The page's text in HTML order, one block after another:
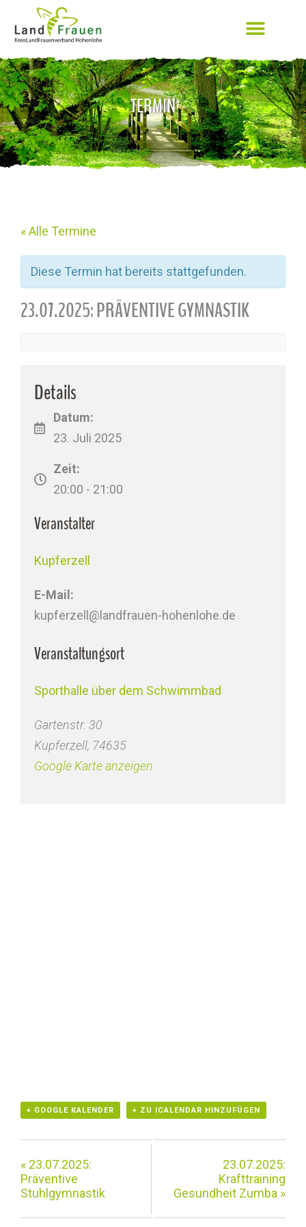
TERMIN
« Alle Termine
Diese Termin hat bereits stattgefunden.
23.07.2025: PRÄVENTIVE GYMNASTIK
Details
Datum:
23. Juli 2025
Zeit:
20:00 - 21:00
Veranstalter
Kupferzell
E-Mail:
kupferzell@landfrauen-hohenlohe.de
Veranstaltungsort
Sporthalle über dem Schwimmbad
Gartenstr. 30
Kupferzell, 74635
Google Karte anzeigen
+ GOOGLE KALENDER + ZU ICALENDAR HINZUFÜGEN
« 23.07.2025:
Präventive
Stuhlgymnastik
23.07.2025:
Krafttraining
Gesundheit Zumba »